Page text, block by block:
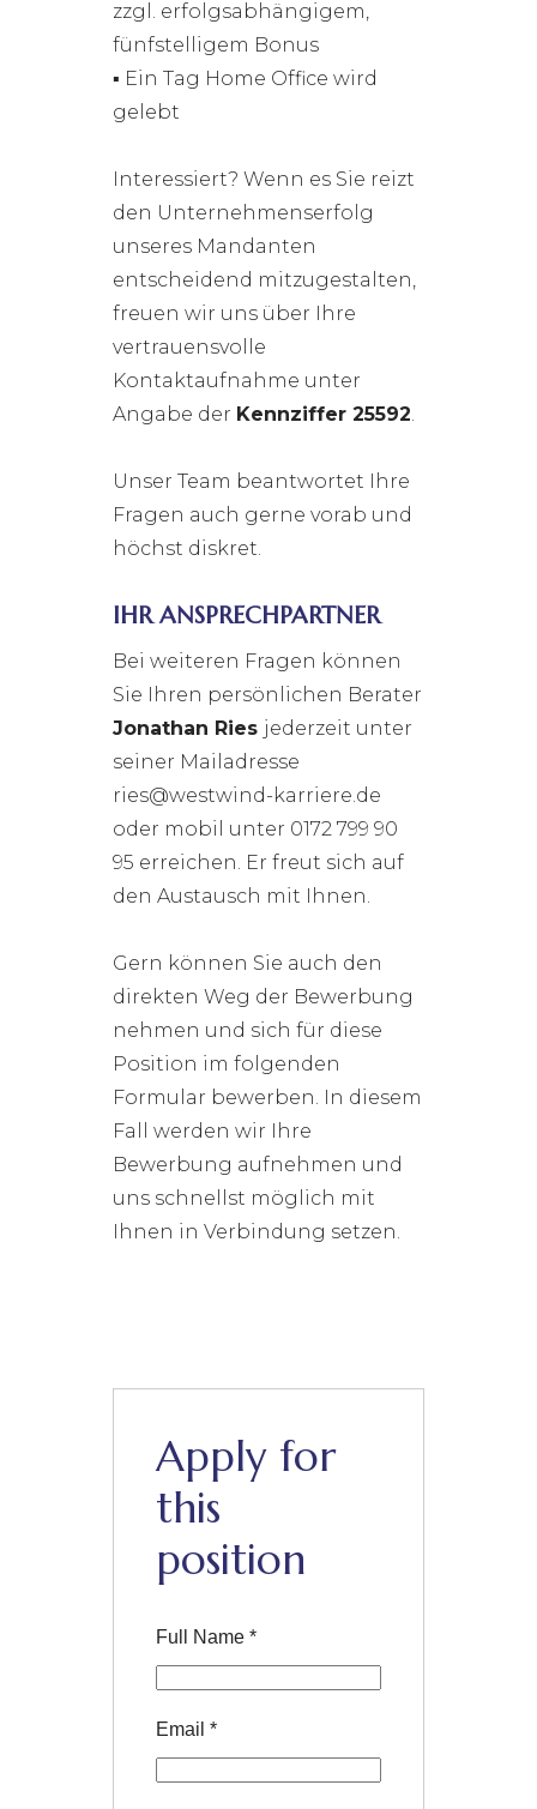
zzgl. erfolgsabhängigem,
fünfstelligem Bonus
▪ Ein Tag Home Office wird
gelebt
Interessiert? Wenn es Sie reizt
den Unternehmenserfolg
unseres Mandanten
entscheidend mitzugestalten,
freuen wir uns über Ihre
vertrauensvolle
Kontaktaufnahme unter
Angabe der Kennziffer 25592.
Unser Team beantwortet Ihre
Fragen auch gerne vorab und
höchst diskret.
IHR ANSPRECHPARTNER
Bei weiteren Fragen können
Sie Ihren persönlichen Berater
Jonathan Ries jederzeit unter
seiner Mailadresse
ries@westwind-karriere.de
oder mobil unter 0172 799 90
95 erreichen. Er freut sich auf
den Austausch mit Ihnen.
Gern können Sie auch den
direkten Weg der Bewerbung
nehmen und sich für diese
Position im folgenden
Formular bewerben. In diesem
Fall werden wir Ihre
Bewerbung aufnehmen und
uns schnellst möglich mit
Ihnen in Verbindung setzen.
Apply for
this
position
Full Name *
Email *